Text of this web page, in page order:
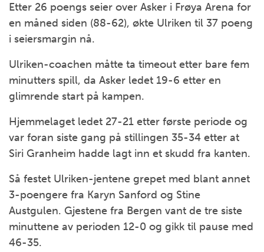
Etter 26 poengs seier over Asker i Frøya Arena for
en måned siden (88-62), økte Ulriken til 37 poeng
i seiersmargin nå.
Ulriken-coachen måtte ta timeout etter bare fem
minutters spill, da Asker ledet 19-6 etter en
glimrende start på kampen.
Hjemmelaget ledet 27-21 etter første periode og
var foran siste gang på stillingen 35-34 etter at
Siri Granheim hadde lagt inn et skudd fra kanten.
Så festet Ulriken-jentene grepet med blant annet
3-poengere fra Karyn Sanford og Stine
Austgulen. Gjestene fra Bergen vant de tre siste
minuttene av perioden 12-0 og gikk til pause med
46-35.